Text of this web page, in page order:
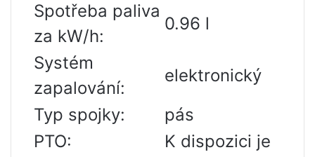
Spotřeba paliva
za kW/h:
0.96 l
Systém
zapalování:
elektronický
Typ spojky:
pás
PTO:
K dispozici je